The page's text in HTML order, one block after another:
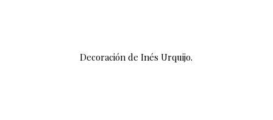
Decoración de Inés Urquijo.